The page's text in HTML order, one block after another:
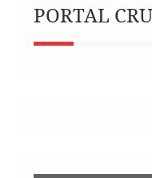
PORTAL